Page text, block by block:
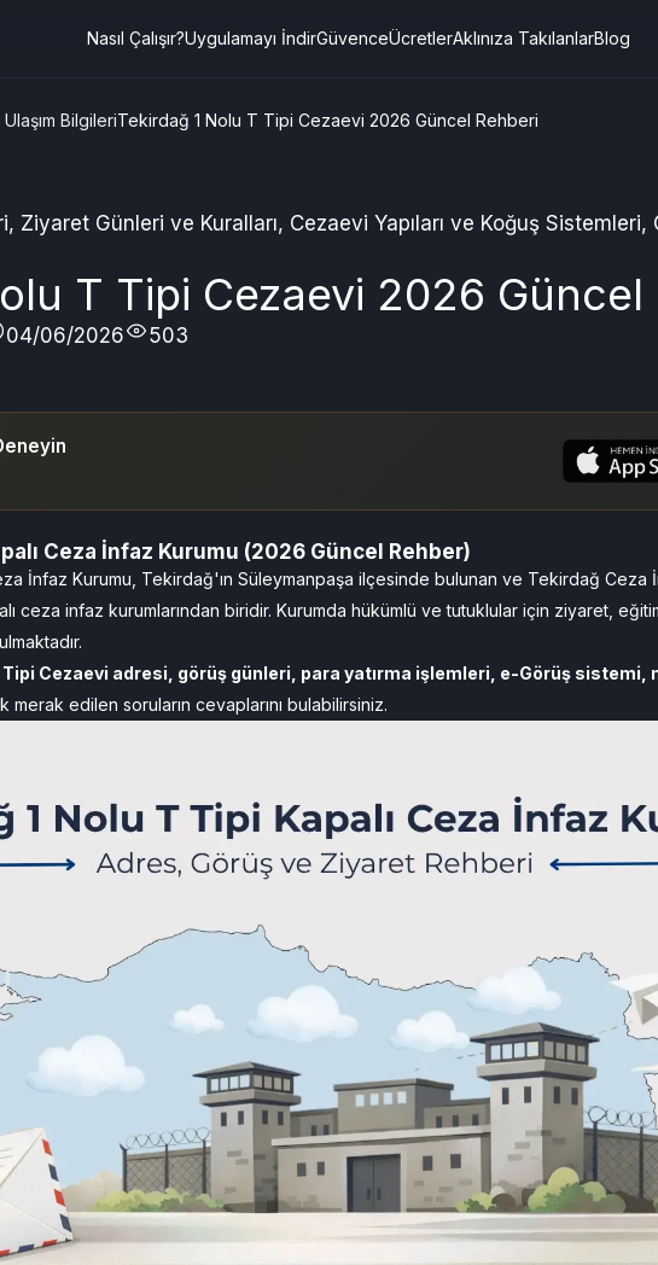
Nasıl Çalışır?Uygulamayı İndirGüvenceÜcretlerAklınıza TakılanlarBlog
BilgileriTekirdağ 1 Nolu T Tipi Cezaevi 2026 Güncel Rehberi
, Ziyaret Günleri ve Kuralları, Cezaevi Yapıları ve Koğuş Sistemleri,
T Tipi Cezaevi 2026 Güncel
04/06/2026 503
Ceza İnfaz Kurumu (2026 Güncel Rehber)
İnfaz Kurumu, Tekirdağ'ın Süleymanpaşa ilçesinde bulunan ve Tekirdağ Ceza
ceza infaz kurumlarından biridir. Kurumda hükümlü ve tutuklular için ziyaret,
Tipi Cezaevi adresi, görüş günleri, para yatırma işlemleri, e-Görüş sistemi,
merak edilen soruların cevaplarını bulabilirsiniz.